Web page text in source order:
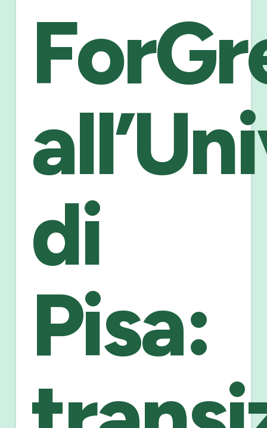
di
Pisa: